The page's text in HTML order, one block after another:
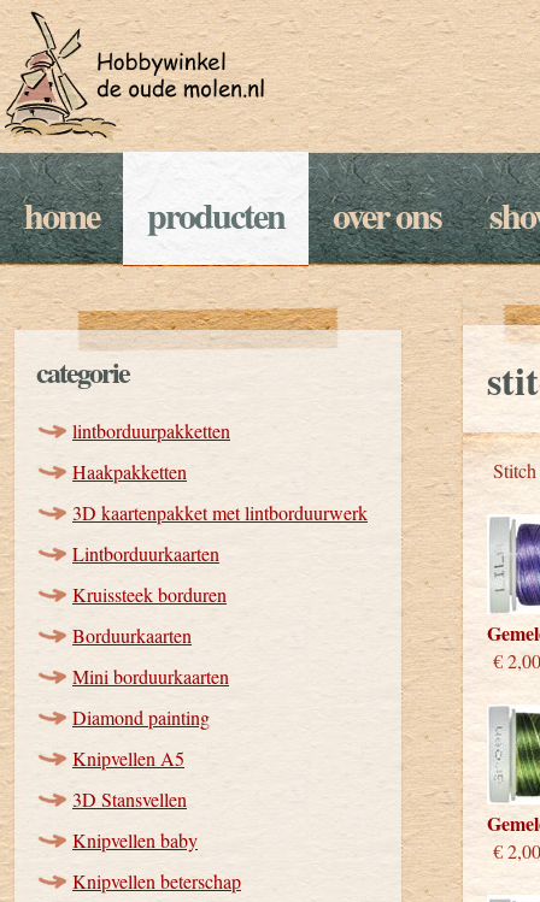
home producten over ons
categorie
lintborduurpakketten
Haakpakketten
3D kaartenpakket met lintborduurwerk
Lintborduurkaarten
Kruissteek borduren
Borduurkaarten
Mini borduurkaarten
Diamond painting
Knipvellen A5
3D Stansvellen
Knipvellen baby
Knipvellen beterschap
€ 2,00
€ 2,00